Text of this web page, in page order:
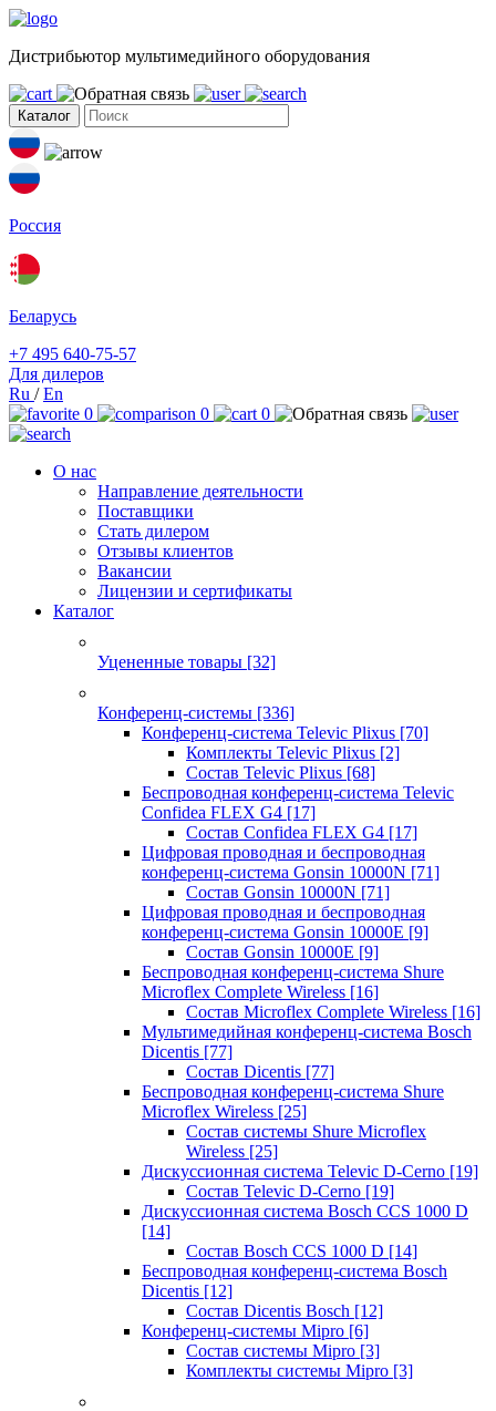
Дистрибьютор мультимедийного оборудования
Каталог
Россия
Беларусь
+7 495 640-75-57
Для дилеров
Ru /En
0
0 0
О нас
Направление деятельности
Поставщики
Стать дилером
Отзывы клиентов
Вакансии
Лицензии и сертификаты
Каталог
Уцененные товары [32]
Конференц-системы [336]
Конференц-система Televic Plixus [70]
Комплекты Televic Plixus [2]
Состав Televic Plixus [68]
Беспроводная конференц-система Televic
Confidea FLEX G4 [17]
Состав Confidea FLEX G4 [17]
Цифровая проводная и беспроводная
конференц-система Gonsin 10000N [71]
Состав Gonsin 10000N [71]
Цифровая проводная и беспроводная
конференц-система Gonsin 10000E [9]
Состав Gonsin 10000E [9]
Беспроводная конференц-система Shure
Microflex Complete Wireless [16]
Состав Microflex Complete Wireless [16]
Мультимедийная конференц-система Bosch
Dicentis [77]
Состав Dicentis [77]
Беспроводная конференц-система Shure
Microflex Wireless [25]
Состав системы Shure Microflex
Wireless [25]
Дискуссионная система Televic D-Cerno [19]
Состав Televic D-Cerno [19]
Дискуссионная система Bosch CCS 1000 D
[14]
Состав Bosch CCS 1000 D [14]
Беспроводная конференц-система Bosch
Dicentis [12]
Состав Dicentis Bosch [12]
Конференц-системы Mipro [6]
Состав системы Mipro [3]
Комплекты системы Mipro [3]